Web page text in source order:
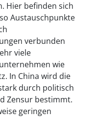
Hier befinden sich
Austauschpunkte
verbunden
viele
wie
In China wird die
durch politisch
Zensur bestimmt.
geringen